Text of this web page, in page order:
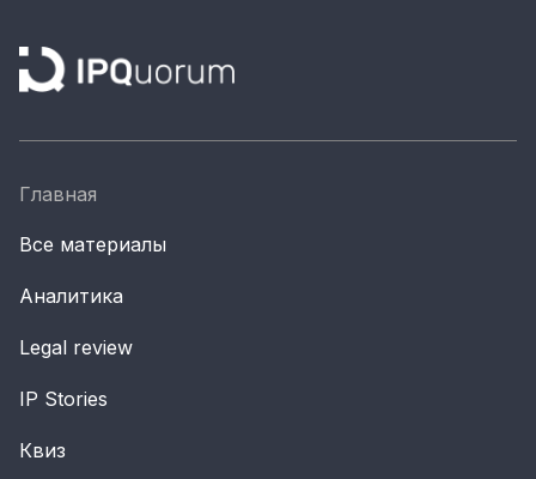
Главная
Все материалы
Аналитика
Legal review
IP Stories
Квиз